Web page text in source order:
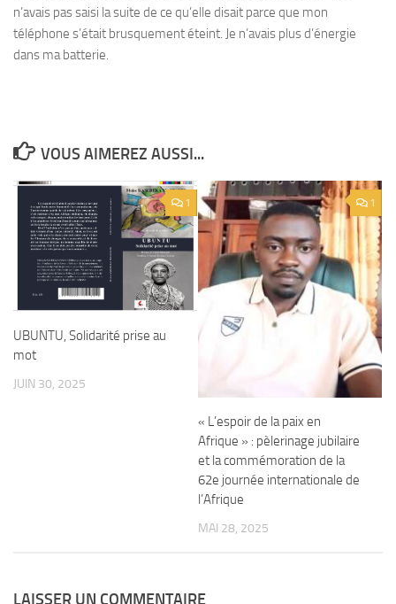
n’avais pas saisi la suite de ce qu’elle disait parce que mon
téléphone s’était brusquement éteint. Je n’avais plus d’énergie
dans ma batterie.
VOUS AIMEREZ AUSSI...
1
UBUNTU, Solidarité prise au
mot
JUIN 30, 2025
1
« L’espoir de la paix en
Afrique » : pèlerinage jubilaire
et la commémoration de la
62e journée internationale de
l’Afrique
MAI 28, 2025
LAISSER UN COMMENTAIRE